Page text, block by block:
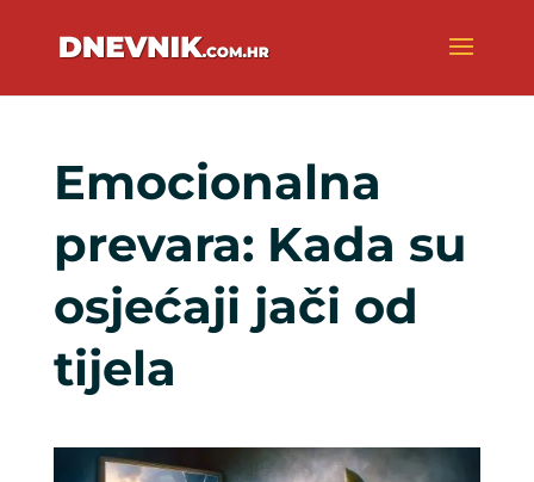
Emocionalna
prevara: Kada su
osjećaji jači od
tijela